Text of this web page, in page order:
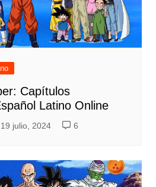
Capítulos
Latino Online
19 julio, 2024 6